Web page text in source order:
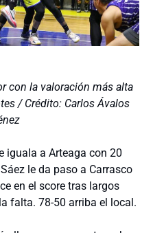
con la valoración más alta
/ Crédito: Carlos Ávalos
iguala a Arteaga con 20
le da paso a Carrasco
en el score tras largos
falta. 78-50 arriba el local.